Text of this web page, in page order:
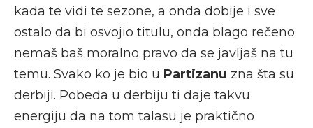
kada te vidi te sezone, a onda dobije i sve
ostalo da bi osvojio titulu, onda blago rečeno
nemaš baš moralno pravo da se javljaš na tu
temu. Svako ko je bio u Partizanu zna šta su
derbiji. Pobeda u derbiju ti daje takvu
energiju da na tom talasu je praktično